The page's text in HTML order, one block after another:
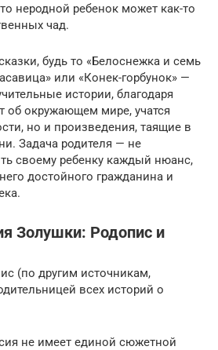
неродной ребенок может как-то
чад.
будь то «Белоснежка и семь
или «Конек-горбунок» —
истории, благодаря
об окружающем мире, учатся
но и произведения, таящие в
Задача родителя — не
своему ребенку каждый нюанс,
достойного гражданина и
Золушки: Родопис и
(по другим источникам,
всех историй о
не имеет единой сюжетной